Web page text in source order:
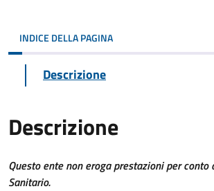
INDICE DELLA PAGINA
Descrizione
Descrizione
Questo ente non eroga prestazioni per conto
Sanitario.